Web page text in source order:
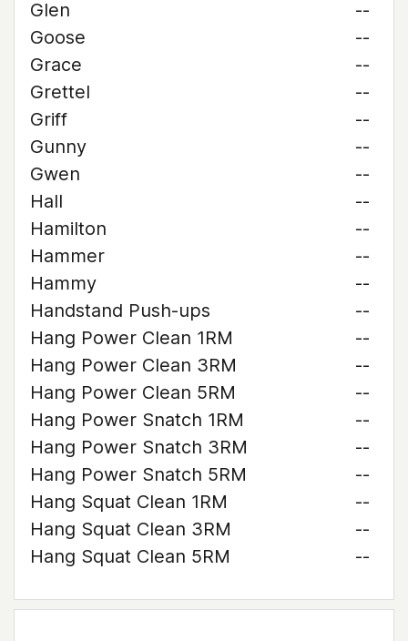
Glen
--
Goose
--
Grace
--
Grettel
--
Griff
--
Gunny
--
Gwen
--
Hall
--
Hamilton
--
Hammer
--
Hammy
--
Handstand Push-ups
--
Hang Power Clean 1RM
--
Hang Power Clean 3RM
--
Hang Power Clean 5RM
--
Hang Power Snatch 1RM
--
Hang Power Snatch 3RM
--
Hang Power Snatch 5RM
--
Hang Squat Clean 1RM
--
Hang Squat Clean 3RM
--
Hang Squat Clean 5RM
--